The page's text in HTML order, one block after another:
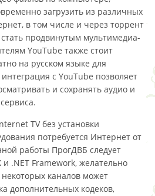
загрузить из различных
в том числе и через торрент
продвинутым мультимедиа-
YouTube также стоит
на русском языке для
с YouTube позволяет
и сохранять аудио и
TV без установки
потребуется Интернет от
работы ПрогДВБ следует
.NET Framework, желательно
каналов может
дополнительных кодеков,